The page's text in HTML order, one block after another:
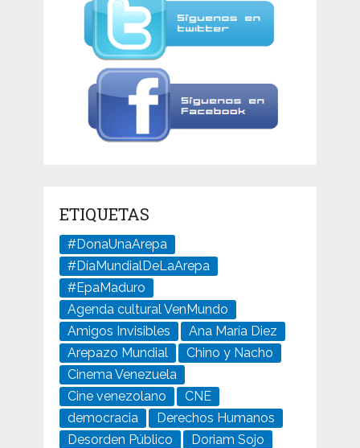
ETIQUETAS
#DonaUnaArepa
#DíaMundialDeLaArepa
#EpaMaduro
Agenda cultural VenMundo
Amigos Invisibles
Ana María Diez
Arepazo Mundial
Chino y Nacho
Cinema Venezuela
Cine venezolano
CNE
democracia
Derechos Humanos
Desorden Público
Doriam Sojo